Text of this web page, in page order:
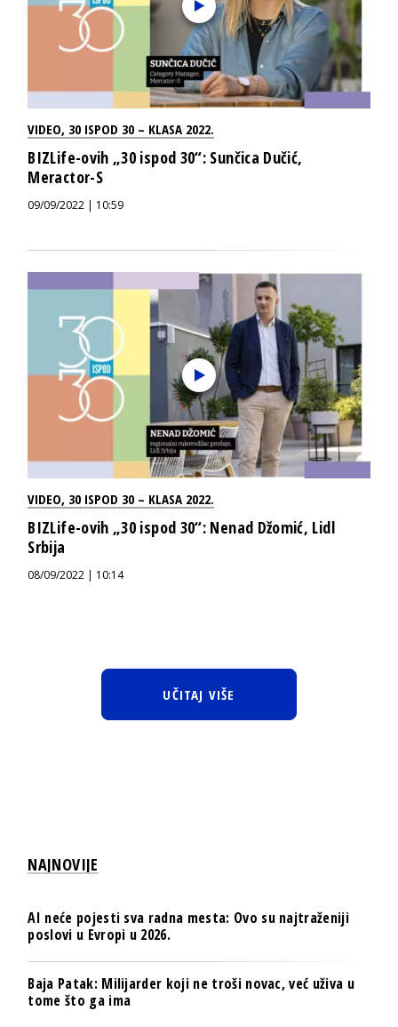
VIDEO, 30 ISPOD 30 – KLASA 2022.
BIZLife-ovih „30 ispod 30“: Sunčica Dučić,
Meractor-S
09/09/2022 | 10:59
VIDEO, 30 ISPOD 30 – KLASA 2022.
BIZLife-ovih „30 ispod 30“: Nenad Džomić, Lidl
Srbija
08/09/2022 | 10:14
UČITAJ VIŠE
NAJNOVIJE
AI neće pojesti sva radna mesta: Ovo su najtraženiji
poslovi u Evropi u 2026.
Baja Patak: Milijarder koji ne troši novac, već uživa u
tome što ga ima